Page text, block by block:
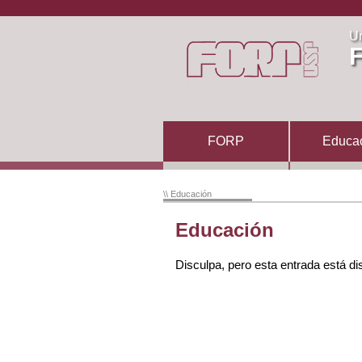
FORP
\\ Educación
Educación
Disculpa, pero esta entrada está